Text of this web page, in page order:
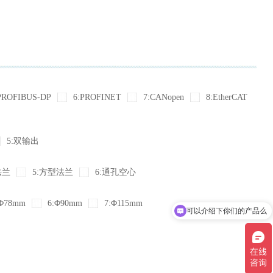
DP 6:PROFINET 7:CANopen 8:EtherCAT
5:双输出
5:方型法兰 6:通孔空心
6:Φ90mm 7:Φ115mm
可以介绍下你们的产品么